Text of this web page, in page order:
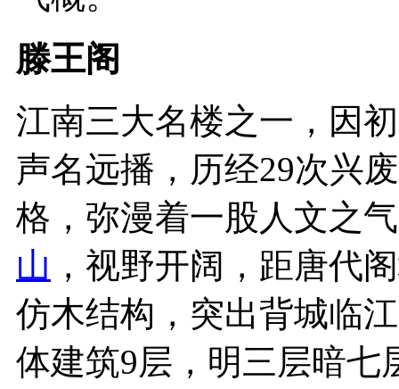
滕王阁
江南三大名楼之一，因
声名远播，历经29次兴
格，弥漫着一股人文之
山 ，视野开阔，距唐代
仿木结构，突出背城临
体建筑9层，明三层暗七